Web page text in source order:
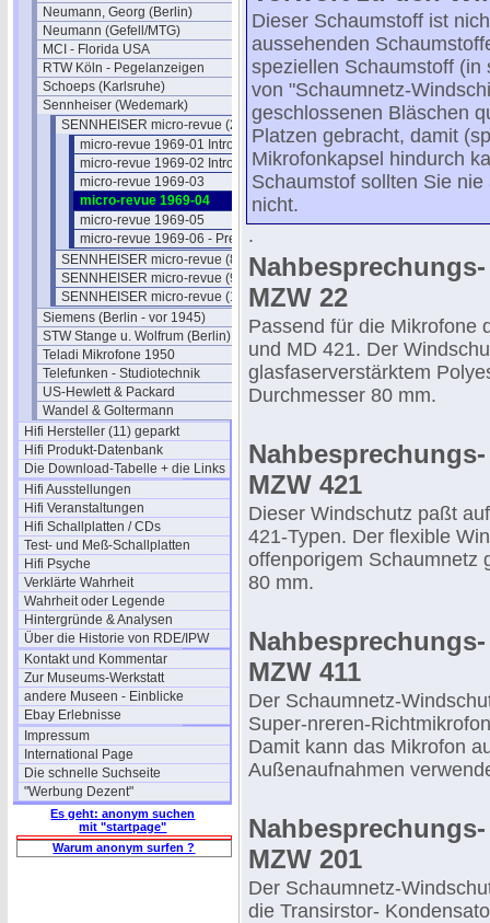
Neumann, Georg (Berlin)
Neumann (Gefell/MTG)
MCI - Florida USA
RTW Köln - Pegelanzeigen
Schoeps (Karlsruhe)
Sennheiser (Wedemark)
SENNHEISER micro-revue (2) 1969
micro-revue 1969-01 Intro
micro-revue 1969-02 Intro
micro-revue 1969-03
micro-revue 1969-04
micro-revue 1969-05
micro-revue 1969-06 - Preise
SENNHEISER micro-revue (8) 1977
SENNHEISER micro-revue (9) 1978
SENNHEISER micro-revue (11) 1983
Siemens (Berlin - vor 1945)
STW Stange u. Wolfrum (Berlin)
Teladi Mikrofone 1950
Telefunken - Studiotechnik
US-Hewlett & Packard
Wandel & Goltermann
Hifi Hersteller (11) geparkt
Hifi Produkt-Datenbank
Die Download-Tabelle + die Links
Hifi Ausstellungen
Hifi Veranstaltungen
Hifi Schallplatten / CDs
Test- und Meß-Schallplatten
Hifi Psyche
Verklärte Wahrheit
Wahrheit oder Legende
Hintergründe & Analysen
Über die Historie von RDE/IPW
Kontakt und Kommentar
Zur Museums-Werkstatt
andere Museen - Einblicke
Ebay Erlebnisse
Impressum
International Page
Die schnelle Suchseite
"Werbung Dezent"
Es geht: anonym suchen
mit "startpage"
Warum anonym surfen ?
Dieser Schaumstoff ist
aussehenden
speziellen Schaumstoff
von "Schaumnetz-
geschlossenen Bläschen
Platzen gebracht, damit
Mikrofonkapsel hindurch
Schaumstof sollten Sie
nicht.
.
MZW 22
Passend für die Mikrofone
und MD 421. Der
glasfaserverstärktem
Durchmesser 80 mm.
MZW 421
Dieser Windschutz paßt
421-Typen. Der flexible
offenporigem Schaumnetz
80 mm.
MZW 411
Der Schaumnetz-
Super-nreren-
Damit kann das Mikrofon
Außenaufnahmen
MZW 201
Der Schaumnetz-
die Transirstor-